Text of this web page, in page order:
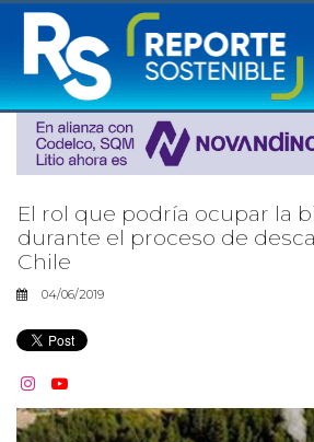
El rol que podría ocupar la
durante el proceso de
Chile
04/06/2019
 